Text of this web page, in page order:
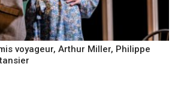
voyageur, Arthur Miller, Philippe